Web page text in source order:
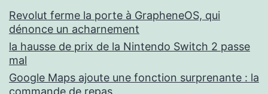
Revolut ferme la porte à GrapheneOS, qui
dénonce un acharnement
la hausse de prix de la Nintendo Switch 2 passe
mal
Google Maps ajoute une fonction surprenante : la
commande de repas